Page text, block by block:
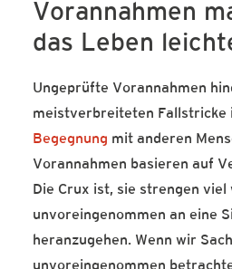
Vorannahmen
das Leben
Ungeprüfte Vorannahmen
meistverbreiteten Fallstricke
Begegnung mit anderen
Vorannahmen basieren auf
Die Crux ist, sie strengen viel
unvoreingenommen an eine
heranzugehen. Wenn wir